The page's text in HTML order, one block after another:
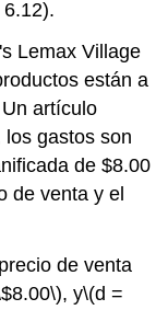
Lemax Village
están a
artículo
gastos son
de $8.00
de venta y el
de venta
, y\(d =